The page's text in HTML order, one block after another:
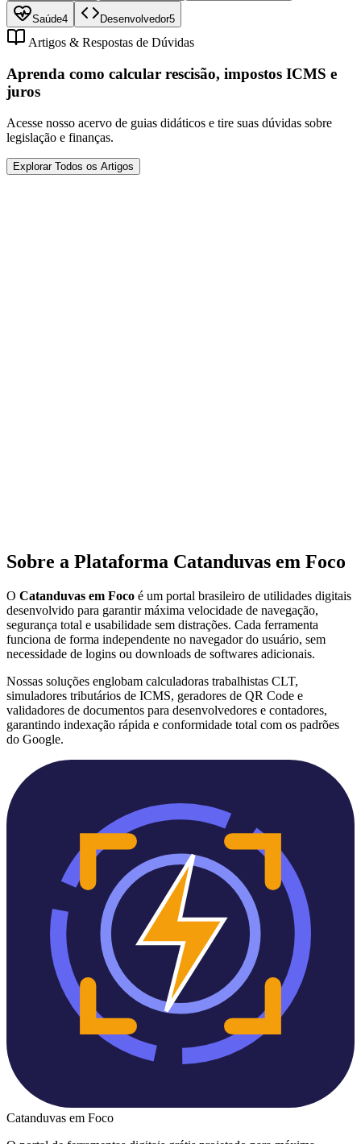
Saúde4 Desenvolvedor5
Artigos & Respostas de Dúvidas
Aprenda como calcular rescisão, impostos ICMS e
juros
Acesse nosso acervo de guias didáticos e tire suas dúvidas sobre
legislação e finanças.
Explorar Todos os Artigos
Sobre a Plataforma Catanduvas em Foco
O Catanduvas em Foco é um portal brasileiro de utilidades digitais
desenvolvido para garantir máxima velocidade de navegação,
segurança total e usabilidade sem distrações. Cada ferramenta
funciona de forma independente no navegador do usuário, sem
necessidade de logins ou downloads de softwares adicionais.
Nossas soluções englobam calculadoras trabalhistas CLT,
simuladores tributários de ICMS, geradores de QR Code e
validadores de documentos para desenvolvedores e contadores,
garantindo indexação rápida e conformidade total com os padrões
do Google.
Catanduvas em Foco